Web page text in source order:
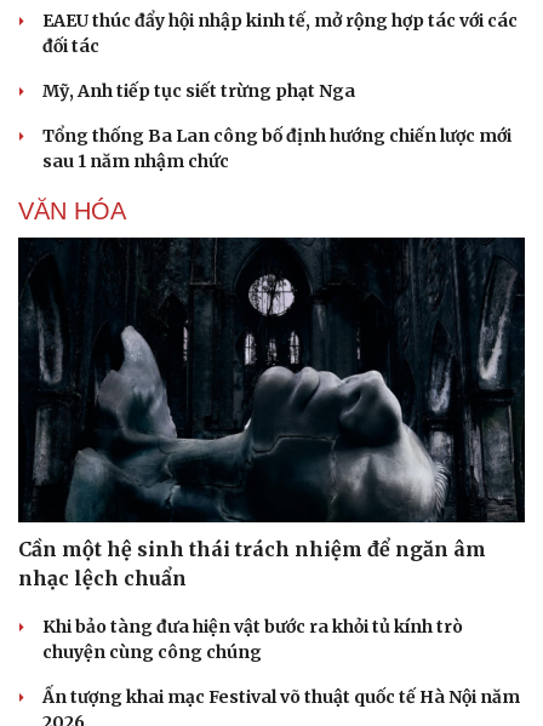
EAEU thúc đẩy hội nhập kinh tế, mở rộng hợp tác với các
đối tác
Mỹ, Anh tiếp tục siết trừng phạt Nga
Tổng thống Ba Lan công bố định hướng chiến lược mới
sau 1 năm nhậm chức
VĂN HÓA
Cần một hệ sinh thái trách nhiệm để ngăn âm
nhạc lệch chuẩn
Khi bảo tàng đưa hiện vật bước ra khỏi tủ kính trò
chuyện cùng công chúng
Ấn tượng khai mạc Festival võ thuật quốc tế Hà Nội năm